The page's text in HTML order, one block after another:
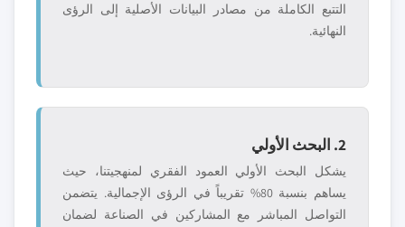
التتبع الكاملة من مصادر البيانات الأصلية إلى الرؤى
النهائية.
2. البحث الأولي
يشكل البحث الأولي العمود الفقري لمنهجيتنا، حيث
يساهم بنسبة 80% تقريباً في الرؤى الإجمالية. يتضمن
التواصل المباشر مع المشاركين في الصناعة لضمان